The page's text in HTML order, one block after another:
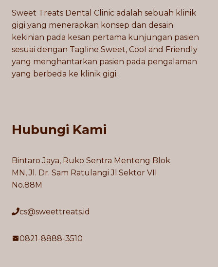
Sweet Treats Dental Clinic adalah sebuah klinik
gigi yang menerapkan konsep dan desain
kekinian pada kesan pertama kunjungan pasien
sesuai dengan Tagline Sweet, Cool and Friendly
yang menghantarkan pasien pada pengalaman
yang berbeda ke klinik gigi.
Hubungi Kami
Bintaro Jaya, Ruko Sentra Menteng Blok
MN, Jl. Dr. Sam Ratulangi Jl.Sektor VII
No.88M
cs@sweettreats.id
0821-8888-3510